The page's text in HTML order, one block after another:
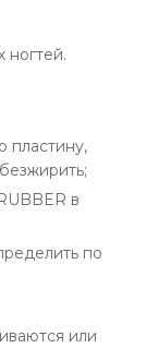
ногтей.
пластину,
в
по
или